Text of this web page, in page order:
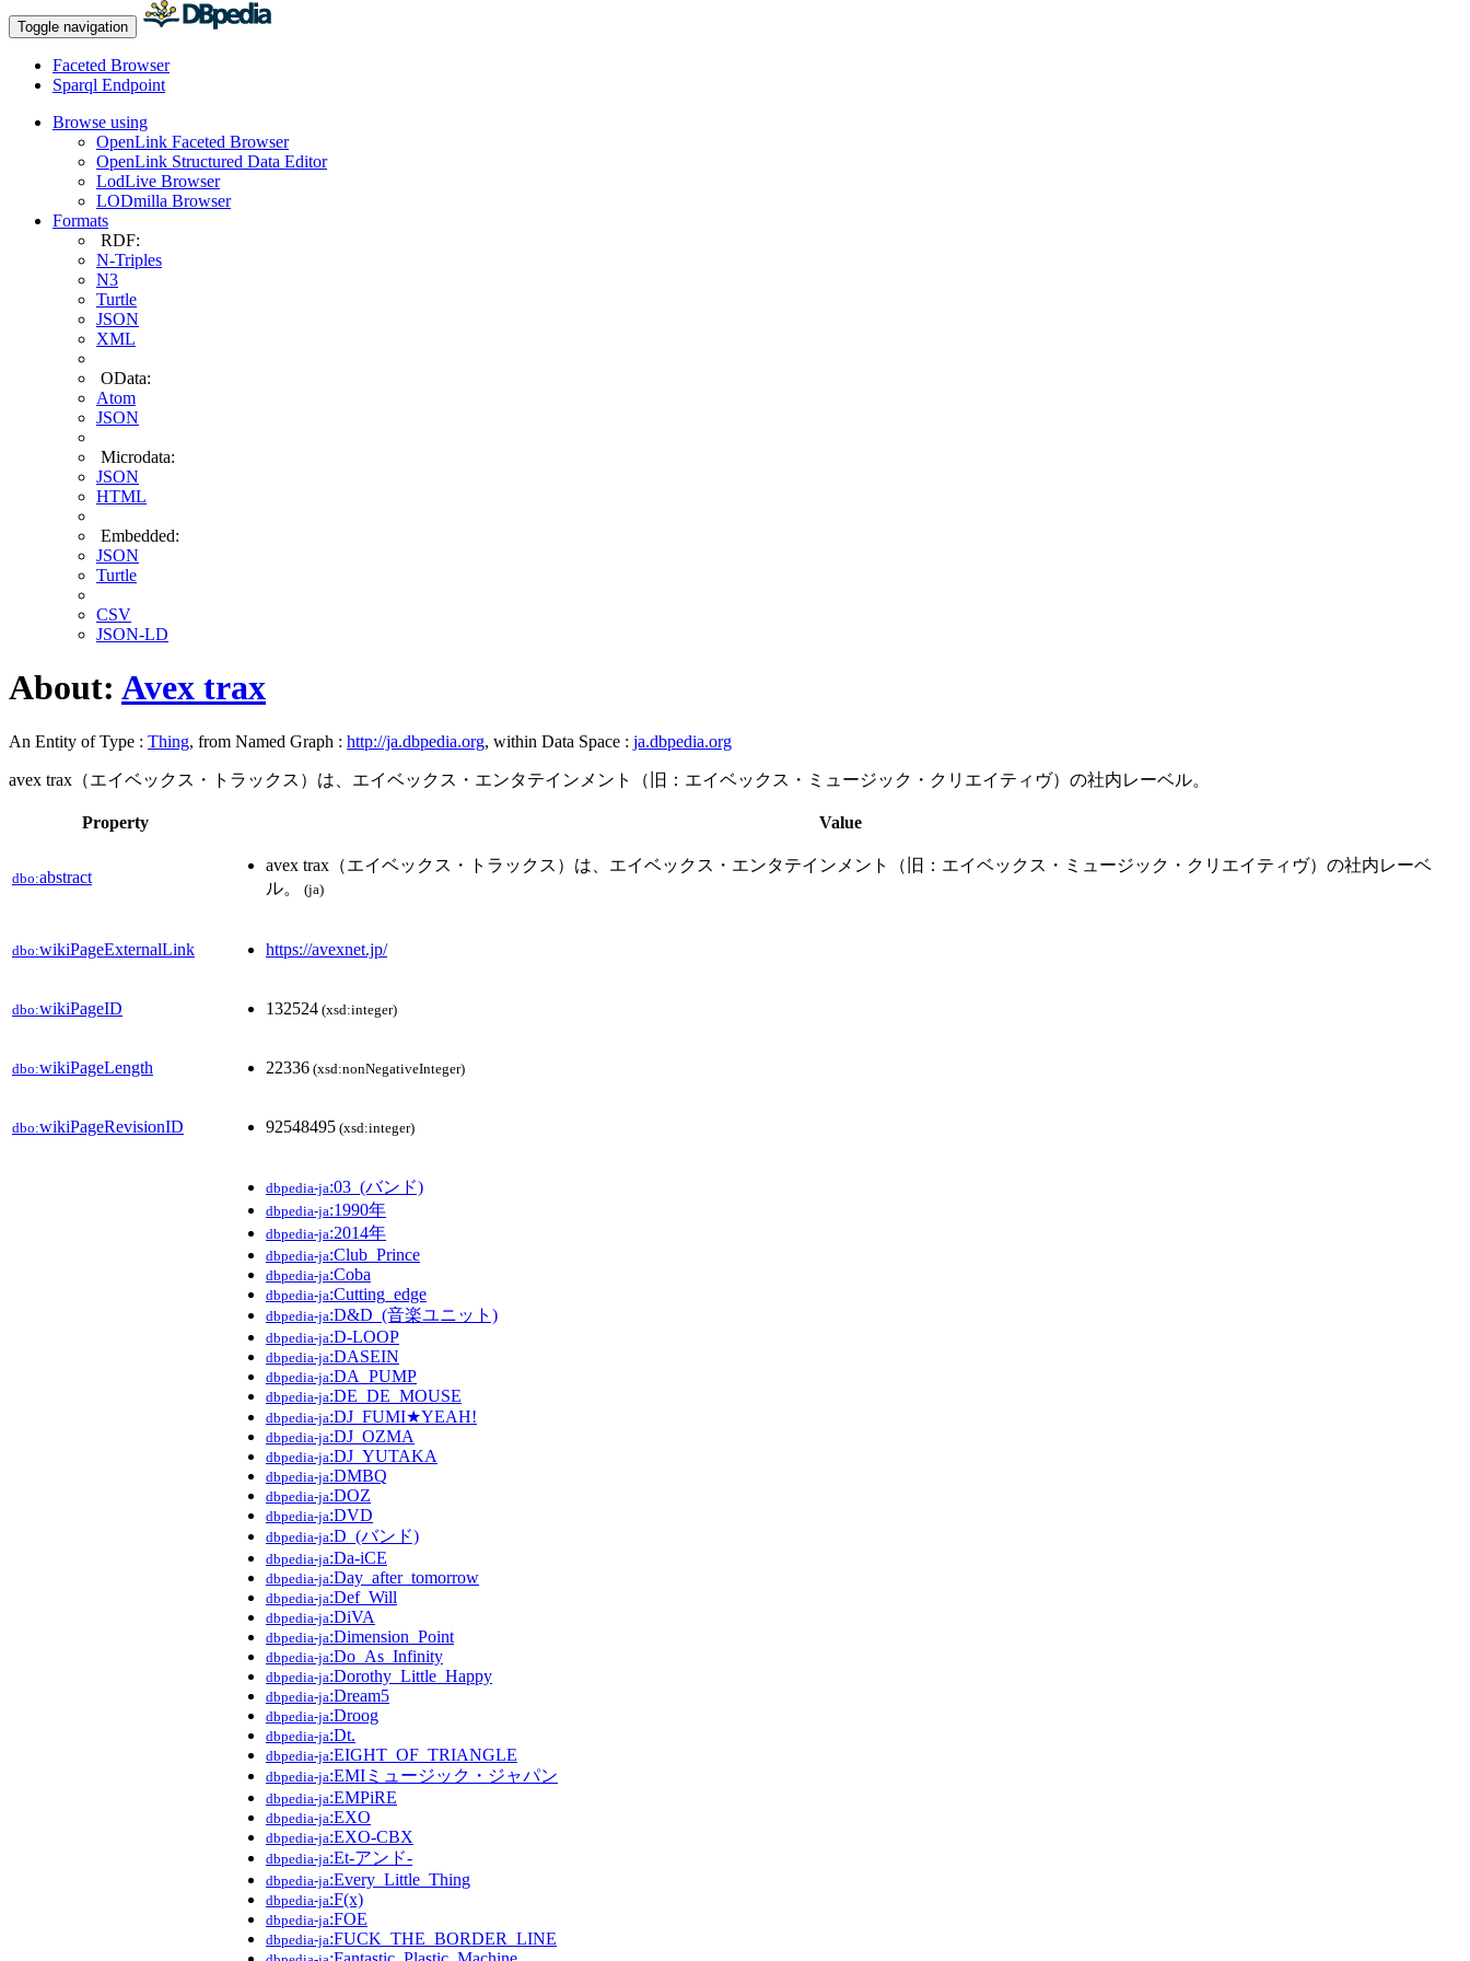
Toggle navigation
Faceted Browser
Sparql Endpoint
Browse using
OpenLink Faceted Browser
OpenLink Structured Data Editor
LodLive Browser
LODmilla Browser
Formats
RDF:
N-Triples
N3
Turtle
JSON
XML
OData:
Atom
JSON
Microdata:
JSON
HTML
Embedded:
JSON
Turtle
CSV
JSON-LD
About: Avex trax
An Entity of Type : Thing, from Named Graph : http://ja.dbpedia.org, within Data Space : ja.dbpedia.org
avex trax（エイベックス・トラックス）は、エイベックス・エンタテインメント（旧：エイベックス・ミュージック・クリエイティヴ）の社内レーベル。
Property Value
dbo:abstract
avex trax（エイベックス・トラックス）は、エイベックス・エンタテインメント（旧：エイベックス・ミュージック・クリエイティヴ）の社内レーベ
ル。
(ja)
dbo:wikiPageExternalLink https://avexnet.jp/
dbo:wikiPageID 132524 (xsd:integer)
dbo:wikiPageLength 22336 (xsd:nonNegativeInteger)
dbo:wikiPageRevisionID 92548495 (xsd:integer)
dbpedia-ja:03_(バンド)
dbpedia-ja:1990年
dbpedia-ja:2014年
dbpedia-ja:Club_Prince
dbpedia-ja:Coba
dbpedia-ja:Cutting_edge
dbpedia-ja:D&D_(音楽ユニット)
dbpedia-ja:D-LOOP
dbpedia-ja:DASEIN
dbpedia-ja:DA_PUMP
dbpedia-ja:DE_DE_MOUSE
dbpedia-ja:DJ_FUMI★YEAH!
dbpedia-ja:DJ_OZMA
dbpedia-ja:DJ_YUTAKA
dbpedia-ja:DMBQ
dbpedia-ja:DOZ
dbpedia-ja:DVD
dbpedia-ja:D_(バンド)
dbpedia-ja:Da-iCE
dbpedia-ja:Day_after_tomorrow
dbpedia-ja:Def_Will
dbpedia-ja:DiVA
dbpedia-ja:Dimension_Point
dbpedia-ja:Do_As_Infinity
dbpedia-ja:Dorothy_Little_Happy
dbpedia-ja:Dream5
dbpedia-ja:Droog
dbpedia-ja:Dt.
dbpedia-ja:EIGHT_OF_TRIANGLE
dbpedia-ja:EMIミュージック・ジャパン
dbpedia-ja:EMPiRE
dbpedia-ja:EXO
dbpedia-ja:EXO-CBX
dbpedia-ja:Et-アンド-
dbpedia-ja:Every_Little_Thing
dbpedia-ja:F(x)
dbpedia-ja:FOE
dbpedia-ja:FUCK_THE_BORDER_LINE